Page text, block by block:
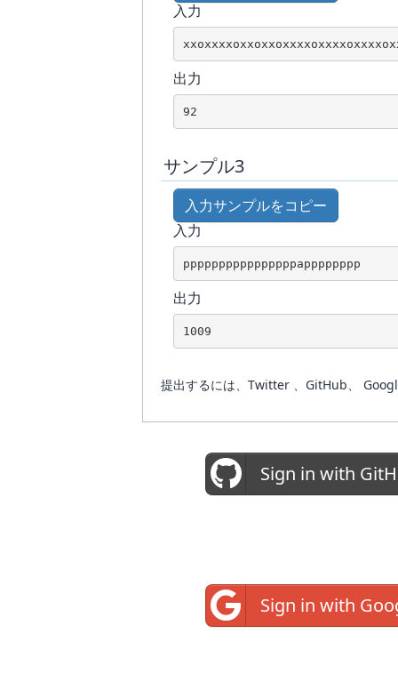
入力
出力
サンプル3
入力サンプルをコピー
入力
出力
提出するには、Twitter 、GitHub、
Sign in with
Sign in with